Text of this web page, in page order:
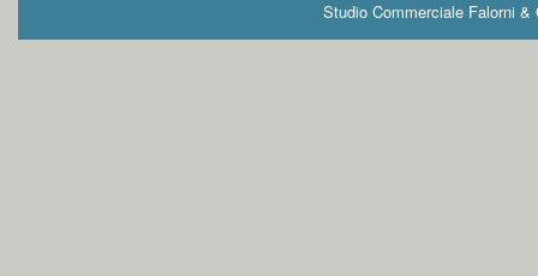
Studio Commerciale Falorni